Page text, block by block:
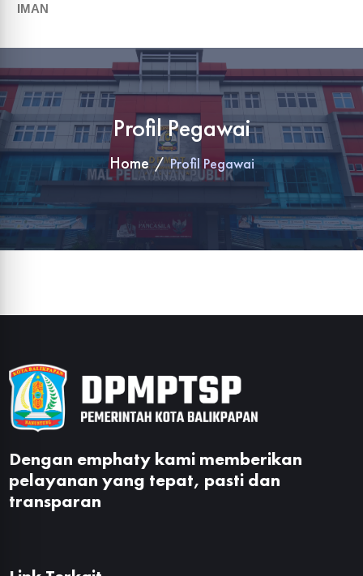
IMAN
Profil Pegawai
Home Profil Pegawai
Dengan emphaty kami memberikan
pelayanan yang tepat, pasti dan
transparan